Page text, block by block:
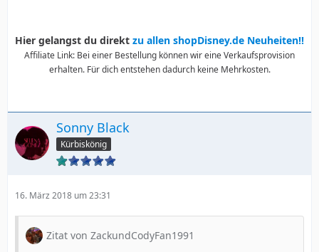
Hier gelangst du direkt zu allen shopDisney.de Neuheiten!!
Affiliate Link: Bei einer Bestellung können wir eine Verkaufsprovision
erhalten. Für dich entstehen dadurch keine Mehrkosten.
Sonny Black
Kürbiskönig
16. März 2018 um 23:31
Zitat von ZackundCodyFan1991